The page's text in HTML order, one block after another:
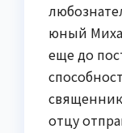
юный
еще до
отцу